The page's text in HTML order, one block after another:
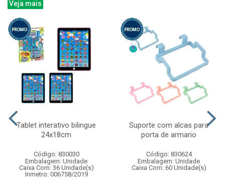
Veja mais
Tablet interativo bilingue
24x18cm
Código: 830030
Embalagem: Unidade
Caixa Com: 36 Unidade(s)
Inmetro: 006758/2019
Suporte com alcas para
porta de armario
Código: 830624
Embalagem: Unidade
Caixa Com: 60 Unidade(s)